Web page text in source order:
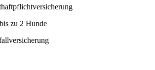
zu 2 Hunde